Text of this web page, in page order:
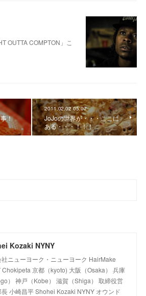
OUTTA COMPTON」こ
！
2011.02.02 05:07
JoJoの世界が・・・ここに
ある・・・！！！
Kozaki NYNY
社ニューヨーク・ニューヨーク HairMake
Chokipeta 京都（kyoto) 大阪（Osaka） 兵庫
） 神戸（Kobe） 滋賀（Shiga） 取締役営
長 小崎昌平 Shohei Kozaki NYNY オウンド